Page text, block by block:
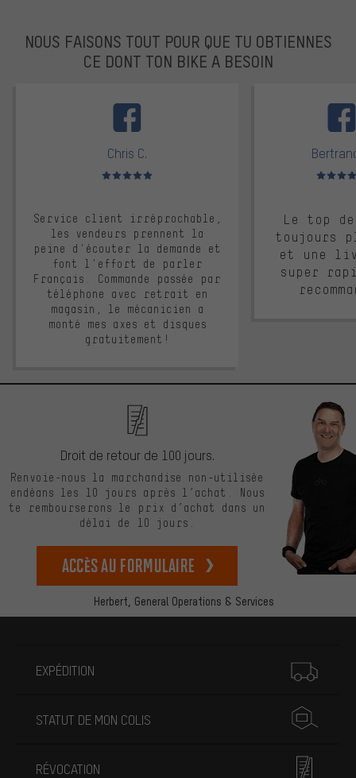
NOUS FAISONS TOUT POUR QUE TU OBTIENNES
CE DONT TON BIKE A BESOIN
Chris C.
Note moyenne : 5 sur 5
Service client irréprochable,
les vendeurs prennent la
peine d'écouter la demande et
font l'effort de parler
Français. Commande passée par
téléphone avec retrait en
magasin, le mécanicien a
monté mes axes et disques
gratuitement!
Note
Le top
toujours
et une
super
Herbert, General Operations & Services
Droit de retour de 100 jours.
Renvoie-nous la marchandise non-utilisée
endéans les 10 jours après l’achat. Nous
te rembourserons le prix d’achat dans un
délai de 10 jours.
Accès au formulaire
EXPÉDITION
STATUT DE MON COLIS
RÉVOCATION